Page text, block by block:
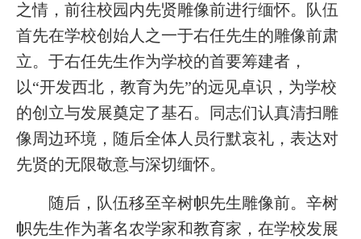
之情，前往校园内先贤雕像前进行缅怀。队伍
首先在学校创始人之一于右任先生的雕像前肃
立。于右任先生作为学校的首要筹建者，
以“开发西北，教育为先”的远见卓识，为学校
的创立与发展奠定了基石。同志们认真清扫雕
像周边环境，随后全体人员行默哀礼，表达对
先贤的无限敬意与深切缅怀。
随后，队伍移至辛树帜先生雕像前。辛树
帜先生作为著名农学家和教育家，在学校发展